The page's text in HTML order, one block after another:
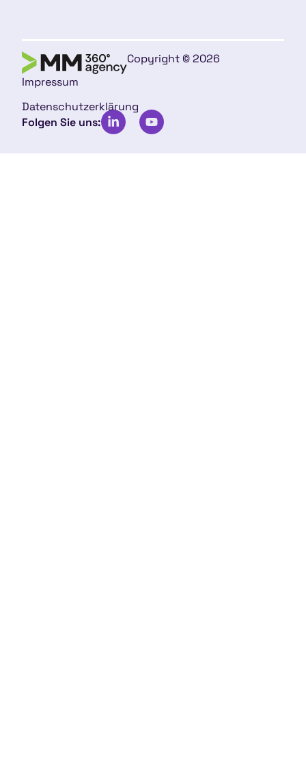
Copyright © 2026
Impressum
Datenschutzerklärung
Folgen Sie uns: